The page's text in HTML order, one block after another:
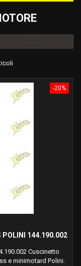
-20%
POLINI 144.190.002
Cuscinetto
e minimotard Polini.